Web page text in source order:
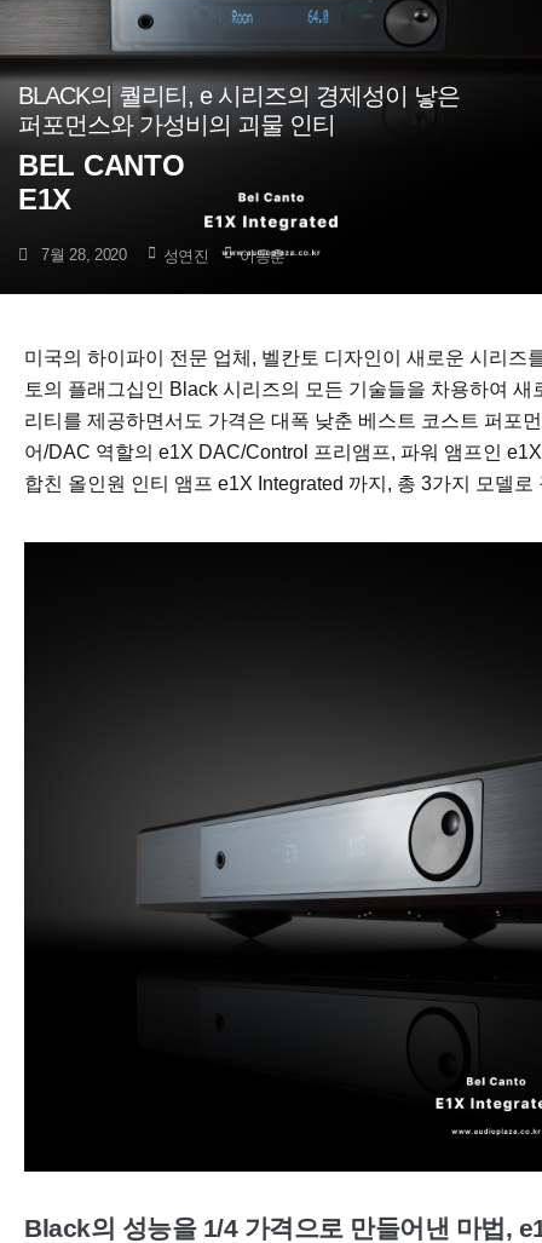
BLACK의 퀄리티, e 시리즈의 경제성이 낳은
퍼포먼스와 가성비의 괴물 인티
BEL CANTO
E1X
7월 28, 2020 성연진 이동훈
미국의 하이파이 전문 업체, 벨칸토 디자인이 새로운 시리즈
토의 플래그십인 Black 시리즈의 모든 기술들을 차용하여
리티를 제공하면서도 가격은 대폭 낮춘 베스트 코스트 퍼포
어/DAC 역할의 e1X DAC/Control 프리앰프, 파워 앰프인
합친 올인원 인티 앰프 e1X Integrated 까지, 총 3가지 모델로
Black의 성능을 1/4 가격으로 만들어낸 마법,